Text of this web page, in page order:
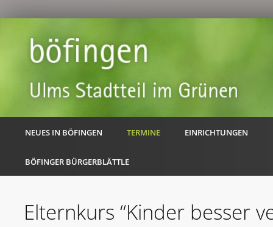
NEUES IN BÖFINGEN TERMINE EINRICHTUNGEN
BÖFINGER BÜRGERBLÄTTLE
Elternkurs “Kinder besser